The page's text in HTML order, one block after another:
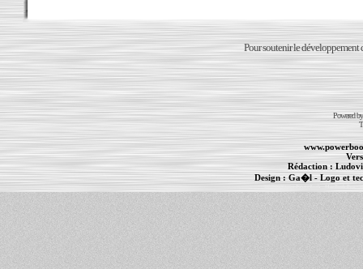
Pour soutenir le développement
Powered
Rédaction :
Design : Ga�l- Logo et